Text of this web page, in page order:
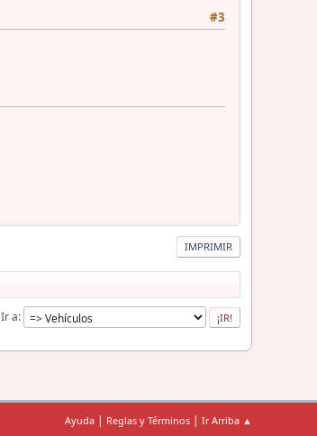
#3
IMPRIMIR
Ir a
Ayuda | Reglas y Términos | Ir Arriba ▲